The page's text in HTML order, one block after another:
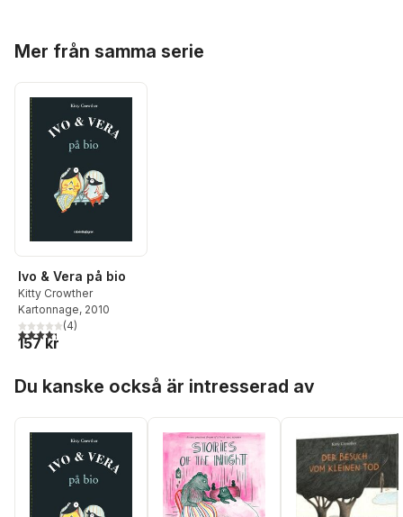
Mer från samma serie
Ivo & Vera på bio
Kitty Crowther
Kartonnage, 2010
4,3utav 5 stjärnor. Totalt antal röster:
(4)
157 kr
Du kanske också är intresserad av